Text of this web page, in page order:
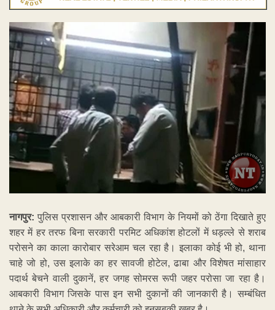
नागपुर: पुलिस प्रशासन और आबकारी विभाग के नियमों को ठेंगा दिखाते हुए
शहर में हर तरफ बिना सरकारी परमिट अधिकांश होटलों में धड़ल्ले से शराब
परोसने का काला कारोबार सरेआम चल रहा है। इलाका कोई भी हो, थाना
चाहे जो हो, उस इलाके का हर सावजी होटेल, ढाबा और विशेषत मांसाहार
पदार्थ बेचने वाली दुकानें, हर जगह सोमरस रूपी जहर परोसा जा रहा है।
आबकारी विभाग जिसके पास इन सभी दुकानों की जानकारी है। सम्बंधित